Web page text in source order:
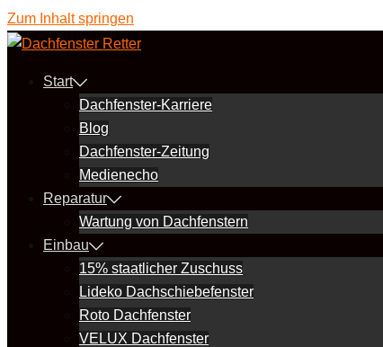
Zum Inhalt springen
Start
Dachfenster-Karriere
Blog
Dachfenster-Zeitung
Medienecho
Reparatur
Wartung von Dachfenstern
Einbau
15% staatlicher Zuschuss
Lideko Dachschiebefenster
Roto Dachfenster
VELUX Dachfenster